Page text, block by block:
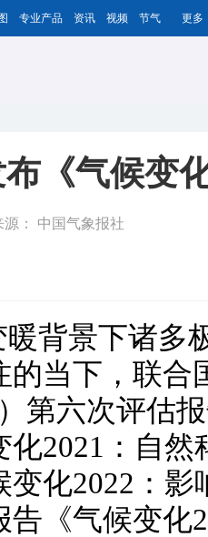
专业产品 资讯 视频 节气 更多
《气候变
源： 中国气象报社
背景下诸多
的当下，联合
第六次评估
化2021：自
变化2022：
告《气候变化